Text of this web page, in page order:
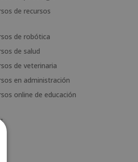
de recursos
de robótica
de salud
de veterinaria
en administración
online de educación